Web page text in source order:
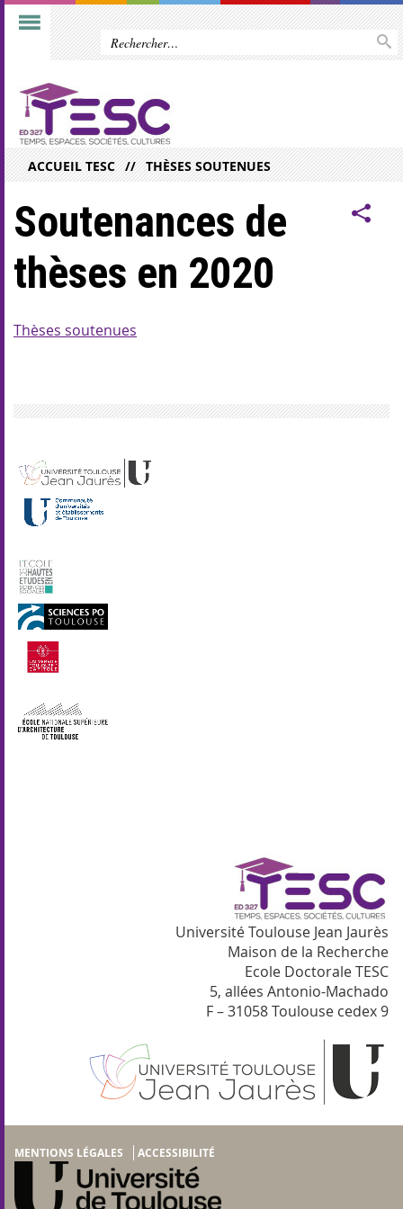
ACCUEIL TESC THÈSES SOUTENUES
Soutenances de
thèses en 2020
Thèses soutenues
Université Toulouse Jean Jaurès
Maison de la Recherche
Ecole Doctorale TESC
5, allées Antonio-Machado
F – 31058 Toulouse cedex 9
MENTIONS LÉGALES ACCESSIBILITÉ